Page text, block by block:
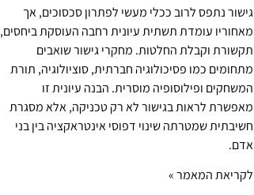
גישור נתפס לרוב ככלי מעשי לפתרון סכסוכים, אך
מאחוריו עומדת תשתית עיונית רחבה העוסקת ביחסים,
תקשורת וקבלת החלטות. מחקרי גישור שואבים
מתחומים כמו פסיכולוגיה חברתית, סוציולוגיה, תורת
המשחקים ופילוסופיה מוסרית. הבנה עיונית זו
מאפשרת לראות בגישור לא רק טכניקה, אלא מסגרת
חשיבתית שמטרתה שינוי דפוסי אינטראקציה בין בני
אדם.
לקריאת המאמר »